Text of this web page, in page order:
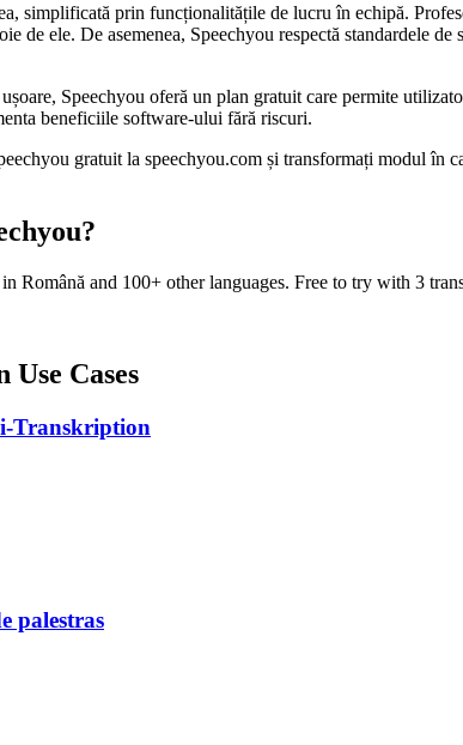
simplificată prin funcționalitățile de lucru în echipă.
de ele. De asemenea, Speechyou respectă standardele
Speechyou oferă un plan gratuit care permite
beneficiile software-ului fără riscuri.
gratuit la speechyou.com și transformați modul în
Română and 100+ other languages. Free to try with 3
Use Cases
Transkription
palestras